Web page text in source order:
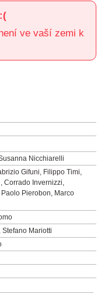
ve vaší zemi k
Nicchiarelli
Gifuni, Filippo Timi,
Corrado Invernizzi,
Pierobon, Marco
Mariotti